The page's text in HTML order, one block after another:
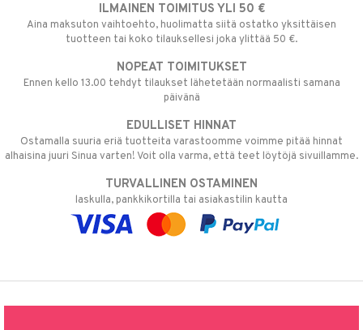
ILMAINEN TOIMITUS YLI 50 €
Aina maksuton vaihtoehto, huolimatta siitä ostatko yksittäisen
tuotteen tai koko tilauksellesi joka ylittää 50 €.
NOPEAT TOIMITUKSET
Ennen kello 13.00 tehdyt tilaukset lähetetään normaalisti samana
päivänä
EDULLISET HINNAT
Ostamalla suuria eriä tuotteita varastoomme voimme pitää hinnat
alhaisina juuri Sinua varten! Voit olla varma, että teet löytöjä sivuillamme.
TURVALLINEN OSTAMINEN
laskulla, pankkikortilla tai asiakastilin kautta